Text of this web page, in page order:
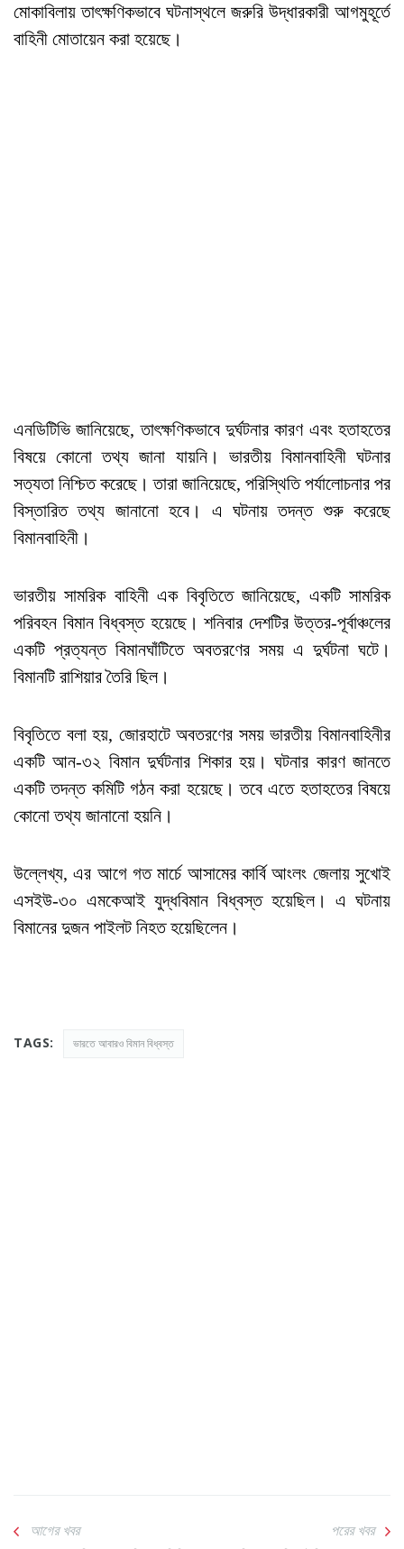
মোকাবিলায় তাৎক্ষণিকভাবে ঘটনাস্থলে জরুরি উদ্ধারকারী আগমুহূর্তে
বাহিনী মোতায়েন করা হয়েছে।
এনডিটিভি জানিয়েছে, তাৎক্ষণিকভাবে দুর্ঘটনার কারণ এবং হতাহতের
বিষয়ে কোনো তথ্য জানা যায়নি। ভারতীয় বিমানবাহিনী ঘটনার
সত্যতা নিশ্চিত করেছে। তারা জানিয়েছে, পরিস্থিতি পর্যালোচনার পর
বিস্তারিত তথ্য জানানো হবে। এ ঘটনায় তদন্ত শুরু করেছে
বিমানবাহিনী।
ভারতীয় সামরিক বাহিনী এক বিবৃতিতে জানিয়েছে, একটি সামরিক
পরিবহন বিমান বিধ্বস্ত হয়েছে। শনিবার দেশটির উত্তর-পূর্বাঞ্চলের
একটি প্রত্যন্ত বিমানঘাঁটিতে অবতরণের সময় এ দুর্ঘটনা ঘটে।
বিমানটি রাশিয়ার তৈরি ছিল।
বিবৃতিতে বলা হয়, জোরহাটে অবতরণের সময় ভারতীয় বিমানবাহিনীর
একটি আন-৩২ বিমান দুর্ঘটনার শিকার হয়। ঘটনার কারণ জানতে
একটি তদন্ত কমিটি গঠন করা হয়েছে। তবে এতে হতাহতের বিষয়ে
কোনো তথ্য জানানো হয়নি।
উল্লেখ্য, এর আগে গত মার্চে আসামের কার্বি আংলং জেলায় সুখোই
এসইউ-৩০ এমকেআই যুদ্ধবিমান বিধ্বস্ত হয়েছিল। এ ঘটনায়
বিমানের দুজন পাইলট নিহত হয়েছিলেন।
TAGS: ভারতে আবারও বিমান বিধ্বস্ত
আগের খবর
পরের খবর